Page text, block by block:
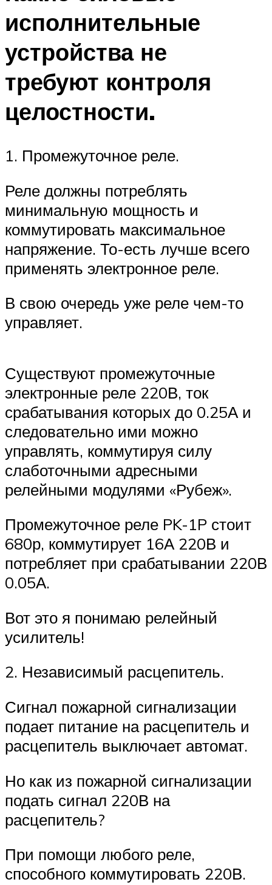
исполнительные
устройства не
требуют контроля
целостности.
1. Промежуточное реле.
Реле должны потреблять
минимальную мощность и
коммутировать максимальное
напряжение. То-есть лучше всего
применять электронное реле.
В свою очередь уже реле чем-то
управляет.
Существуют промежуточные
электронные реле 220В, ток
срабатывания которых до 0.25А и
следовательно ими можно
управлять, коммутируя силу
слаботочными адресными
релейными модулями «Рубеж».
Промежуточное реле PK-1P стоит
680р, коммутирует 16А 220В и
потребляет при срабатывании 220В
0.05А.
Вот это я понимаю релейный
усилитель!
2. Независимый расцепитель.
Сигнал пожарной сигнализации
подает питание на расцепитель и
расцепитель выключает автомат.
Но как из пожарной сигнализации
подать сигнал 220В на
расцепитель?
При помощи любого реле,
способного коммутировать 220В.